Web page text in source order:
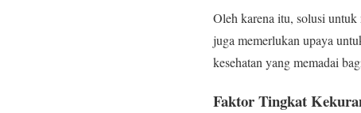
Oleh karena itu, solusi
juga memerlukan upaya
kesehatan yang memadai
Faktor Tingkat